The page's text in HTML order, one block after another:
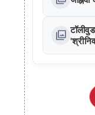
photo_library